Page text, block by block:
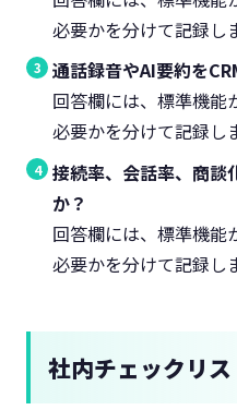
必要かを分けて記録し
通話録音やAI要約を
回答欄には、標準機能
必要かを分けて記録し
接続率、会話率、商談
か？
回答欄には、標準機能
必要かを分けて記録し
社内チェックリ